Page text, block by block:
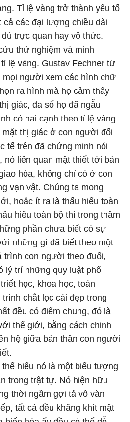
Tỉ lệ vàng trở thành yếu tố
cả các đại lượng chiều dài
trực quan hay vô thức.
thử nghiệm và minh
lệ vàng. Gustav Fechner từ
mọi người xem các hình chữ
ra hình mà họ cảm thấy
giác, đa số họ đã ngẫu
có hai cạnh theo tỉ lệ vàng.
mặt thị giác ở con người đối
tế trên đã chứng minh nói
nó liên quan mật thiết tới bản
hòa, không chỉ có ở con
vạn vật. Chúng ta mong
hoặc ít ra là thấu hiểu toàn
hiểu toàn bộ thì trong thâm
phần chưa biết có sự
những gì đã biết theo một
trình con người theo đuổi,
lý trí những quy luật phổ
học, khoa học, toán
chắt lọc cái đẹp trong
đều có điểm chung, đó là
thế giới, bằng cách chinh
hệ giữa bản thân con người
hiểu nó là một biểu tượng
trong trật tự. Nó hiện hữu
thời ngầm gợi tả vô vàn
tất cả đều khăng khít mật